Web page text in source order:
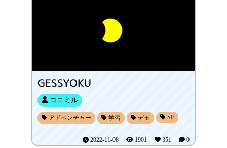
GESSYOKU
コニミル
アドベンチャー 学習 デモ SF
2022-11-08 1901 351 0